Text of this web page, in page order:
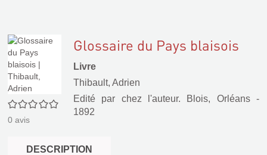
0/5
0 avis
Glossaire du Pays blaisois
Livre
Thibault, Adrien
Edité par chez l'auteur. Blois, Orléans-
1892
DESCRIPTION